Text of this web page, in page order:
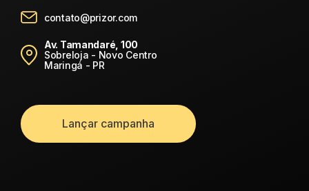
contato@prizor.com
Av. Tamandaré, 100
Sobreloja - Novo Centro
Maringá - PR
Lançar campanha